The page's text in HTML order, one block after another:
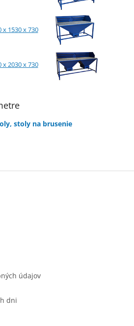
x 1530 x 730
x 2030 x 730
stoly na brusenie
údajov
dni